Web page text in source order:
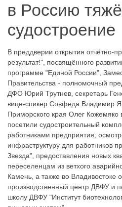
в Россию
судостроение
В преддверии открытия отчётно-
результат!", посвящённого
программе "Единой России",
Правительства - полномочный
ДФО Юрий Трутнев, секретарь
вице-спикер Совфеда Владимир
Приморского края Олег
посетили судостроительный
работниками предприятия;
инфраструктуру для работников
Звезда", предоставления новых
переселенцам из ветхого
Камень, а также во Владивостоке
производственный центр ДВФУ и
школу ДВФУ "Институт